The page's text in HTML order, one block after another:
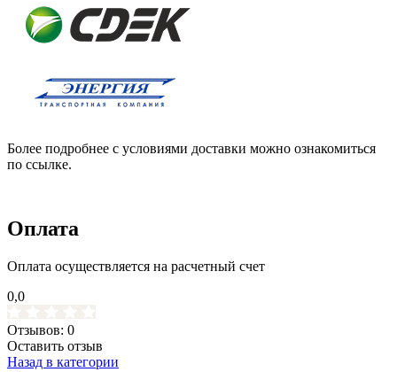
Более подробнее с условиями доставки можно ознакомиться
по ссылке.
Оплата
Оплата осуществляется на расчетный счет
0,0
Отзывов: 0
Оставить отзыв
Назад в категории